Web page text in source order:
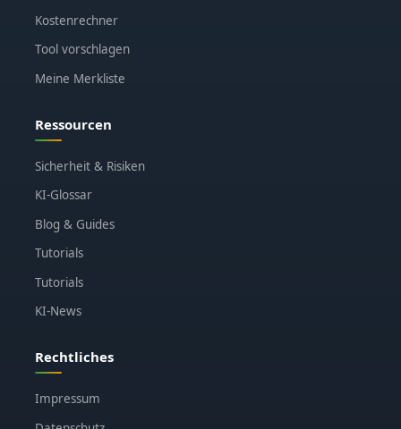
Kostenrechner
Tool vorschlagen
Meine Merkliste
Ressourcen
Sicherheit & Risiken
KI-Glossar
Blog & Guides
Tutorials
Tutorials
KI-News
Rechtliches
Impressum